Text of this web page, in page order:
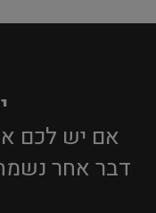
אם יש לכם
דבר אחר